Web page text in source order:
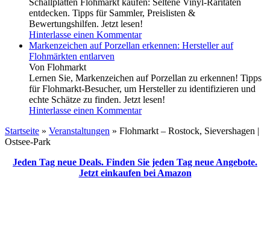
entdecken. Tipps für Sammler, Preislisten &
Bewertungshilfen. Jetzt lesen!
Hinterlasse einen Kommentar
Markenzeichen auf Porzellan erkennen: Hersteller auf
Flohmärkten entlarven
Von Flohmarkt
Lernen Sie, Markenzeichen auf Porzellan zu erkennen! Tipps
für Flohmarkt-Besucher, um Hersteller zu identifizieren und
echte Schätze zu finden. Jetzt lesen!
Hinterlasse einen Kommentar
Startseite » Veranstaltungen » Flohmarkt – Rostock, Sievershagen |
Ostsee-Park
Jeden Tag neue Deals. Finden Sie jeden Tag neue Angebote.
Jetzt einkaufen bei Amazon